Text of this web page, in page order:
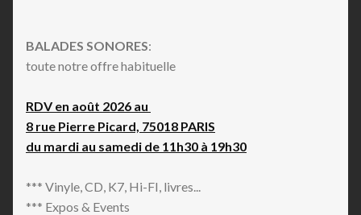
BALADES SONORES:
toute notre offre habituelle
RDV en août 2026 au
8 rue Pierre Picard, 75018 PARIS
du mardi au samedi de 11h30 à 19h30
*** Vinyle, CD, K7, Hi-FI, livres...
*** Expos & Events